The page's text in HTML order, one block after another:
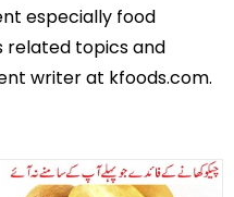
especially food
related topics and
writer at kfoods.com.